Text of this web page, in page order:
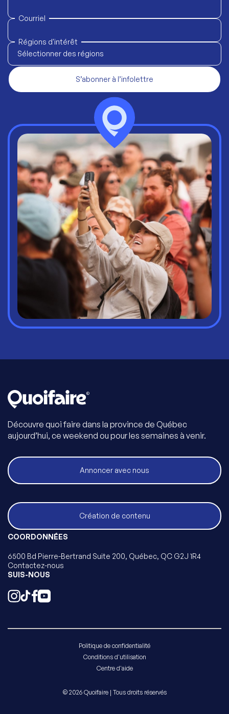
Courriel
Régions d'intérêt
Sélectionner des régions
S’abonner à l’infolettre
Découvre quoi faire dans la province de Québec
aujourd’hui, ce weekend ou pour les semaines à venir.
Annoncer avec nous
Création de contenu
COORDONNÉES
6500 Bd Pierre-Bertrand Suite 200, Québec, QC G2J 1R4
Contactez-nous
SUIS-NOUS
Politique de confidentialité
Conditions d'utilisation
Centre d'aide
© 2026 Quoifaire | Tous droits réservés